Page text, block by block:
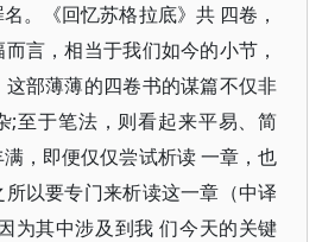
。《回忆苏格拉底》共 四卷，
言，相当于我们如今的小节，
部薄薄的四卷书的谋篇不仅非
;至于笔法，则看起来平易、简
，即便仅仅尝试析读 一章，也
以要专门来析读这一章（中译
为其中涉及到我 们今天的关键